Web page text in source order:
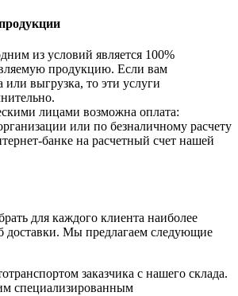
из условий является 100%
продукцию. Если вам
или выгрузка, то эти услуги
лицами возможна оплата:
или по безналичному расчету
банке на расчетный счет нашей
для каждого клиента наиболее
доставки. Мы предлагаем следующие
заказчика с нашего склада.
специализированным